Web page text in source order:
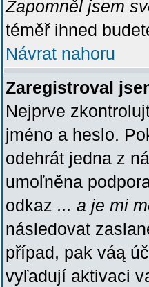
Zapomněl jsem
téměř ihned
Návrat nahoru
Zaregistroval
Nejprve
jméno a heslo.
odehrát jedna z
umoľněna
odkaz ... a je mi
následovat
případ, pak váą
vyľadují aktivaci